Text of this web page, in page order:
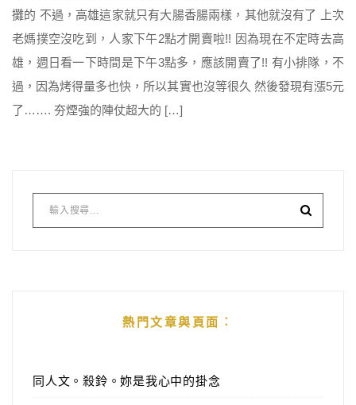
攤的 不過，高雄這家就只有大腸香腸兩樣，其他就沒有了 上次
老媽撲空沒吃到，人家下午2點才開賣啦!! 因為現在不定時去高
雄，週日看一下時間是下午3點多，應該開賣了!! 有小排隊，不
過，因為烤得量多也快，所以其實也沒等很久 然後發現有漲5元
了……. 夯煙強的陣仗超大的 […]
熱門文章與頁面︰
同人文。殺鈴。妳是我心中的掛念